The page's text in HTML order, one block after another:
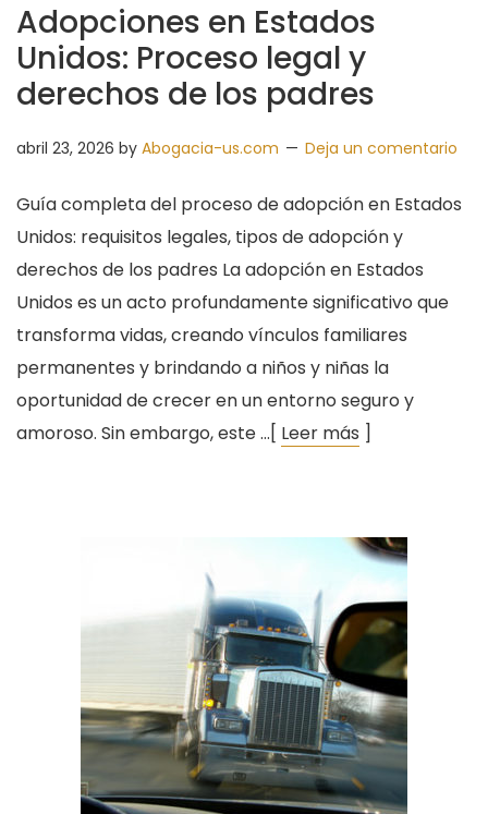
Adopciones en Estados
Unidos: Proceso legal y
derechos de los padres
abril 23, 2026 by Abogacia-us.com Deja un comentario
Guía completa del proceso de adopción en Estados
Unidos: requisitos legales, tipos de adopción y
derechos de los padres La adopción en Estados
Unidos es un acto profundamente significativo que
transforma vidas, creando vínculos familiares
permanentes y brindando a niños y niñas la
oportunidad de crecer en un entorno seguro y
amoroso. Sin embargo, este …[ Leer más ]